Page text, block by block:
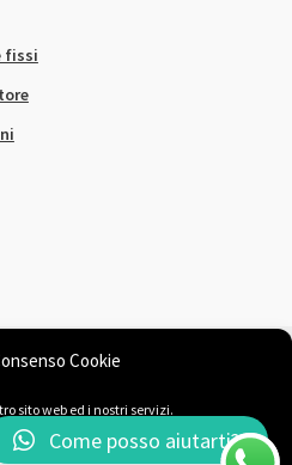
Cookie
sito web ed i nostri servizi.
fissi
& WooCommerce.
Come posso aiutarti?